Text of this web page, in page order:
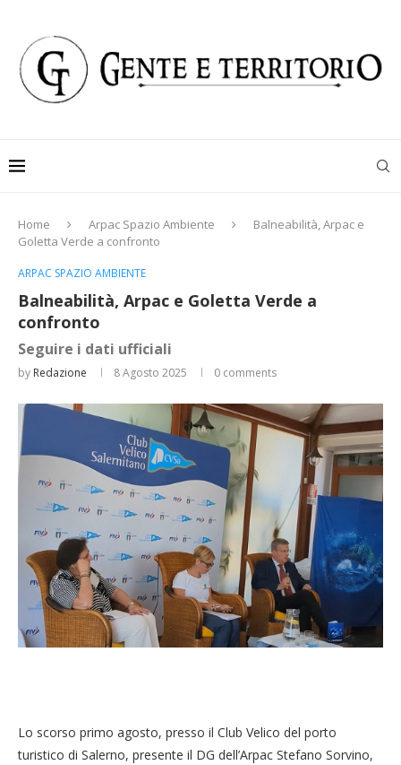
Home Arpac Spazio Ambiente
Balneabilità, Arpac e
Goletta Verde a confronto
ARPAC SPAZIO AMBIENTE
Balneabilità, Arpac e Goletta Verde a
confronto
Seguire i dati ufficiali
by Redazione 8 Agosto 2025 0 comments
Lo scorso primo agosto, presso il Club Velico del porto
turistico di Salerno, presente il DG dell’Arpac Stefano Sorvino,